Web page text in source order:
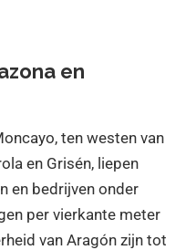
en
ten westen van
en Grisén, liepen
en bedrijven onder
per vierkante meter
van Aragón zijn tot